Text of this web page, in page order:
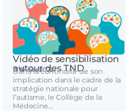
Vidéo de sensibilisation
autour des TND
17 février 2022
Dans la continuité de son
implication dans le cadre de la
stratégie nationale pour
l’autisme, le Collège de la
Médecine…